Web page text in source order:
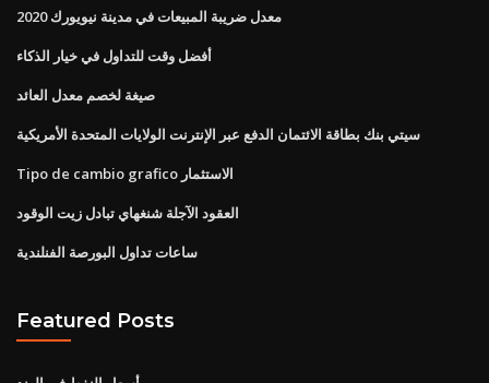
معدل ضريبة المبيعات في مدينة نيويورك 2020
أفضل وقت للتداول في خيار الذكاء
صيغة لخصم معدل العائد
سيتي بنك بطاقة الائتمان الدفع عبر الإنترنت الولايات المتحدة الأمريكية
Tipo de cambio grafico الاستثمار
العقود الآجلة شنغهاي تبادل زيت الوقود
ساعات تداول البورصة الفنلندية
Featured Posts